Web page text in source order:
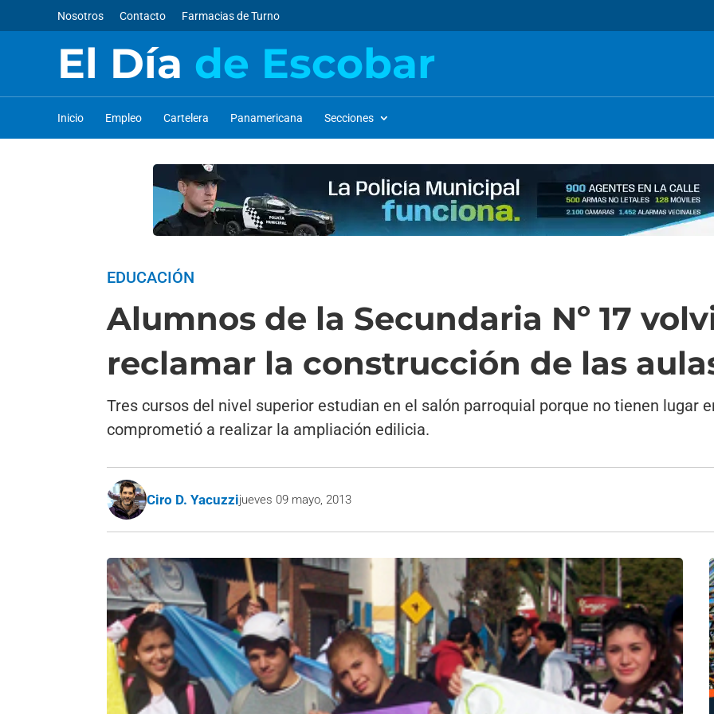
Nosotros Contacto Farmacias de Turno
El Día de Escobar
Inicio Empleo Cartelera Panamericana Secciones
EDUCACIÓN
Alumnos de la Secundaria Nº 17
reclamar la construcción de las
Tres cursos del nivel superior estudian en el salón parroquial porque no tienen lugar
comprometió a realizar la ampliación edilicia.
Ciro D. Yacuzzijueves 09 mayo, 2013